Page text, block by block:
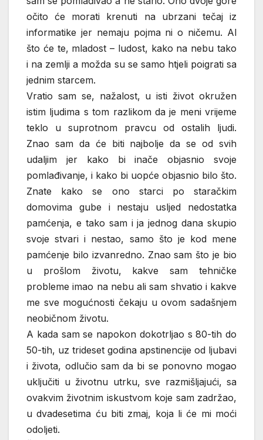
očito će morati krenuti na ubrzani tečaj iz
informatike jer nemaju pojma ni o ničemu. Al
što će te, mladost – ludost, kako na nebu tako
i na zemlji a možda su se samo htjeli poigrati sa
jednim starcem.
Vratio sam se, nažalost, u isti život okružen
istim ljudima s tom razlikom da je meni vrijeme
teklo u suprotnom pravcu od ostalih ljudi.
Znao sam da će biti najbolje da se od svih
udaljim jer kako bi inače objasnio svoje
pomlađivanje, i kako bi uopće objasnio bilo što.
Znate kako se ono starci po staračkim
domovima gube i nestaju usljed nedostatka
pamćenja, e tako sam i ja jednog dana skupio
svoje stvari i nestao, samo što je kod mene
pamćenje bilo izvanredno. Znao sam što je bio
u prošlom životu, kakve sam tehničke
probleme imao na nebu ali sam shvatio i kakve
me sve mogućnosti čekaju u ovom sadašnjem
neobičnom životu.
A kada sam se napokon dokotrljao s 80-tih do
50-tih, uz trideset godina apstinencije od ljubavi
i života, odlučio sam da bi se ponovno mogao
uključiti u životnu utrku, sve razmišljajući, sa
ovakvim životnim iskustvom koje sam zadržao,
u dvadesetima ću biti zmaj, koja li će mi moći
odoljeti.